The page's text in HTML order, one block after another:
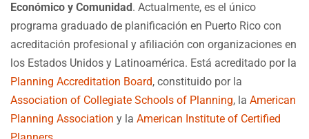
Económico y Comunidad. Actualmente, es el único
programa graduado de planificación en Puerto Rico con
acreditación profesional y afiliación con organizaciones en
los Estados Unidos y Latinoamérica. Está acreditado por la
Planning Accreditation Board, constituido por la
Association of Collegiate Schools of Planning, la American
Planning Association y la American Institute of Certified